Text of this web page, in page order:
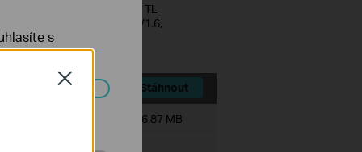
SG105MPE(UN) V1/1.6, TL-
V1, DS1016GE(UN) V1/1.6,
Stáhnout
56.87 MB
Close
s